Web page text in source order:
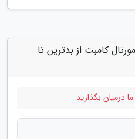
مرتبط با "6 فیلم مورتال کامبت از بدترین تا
درمیان بگذارید